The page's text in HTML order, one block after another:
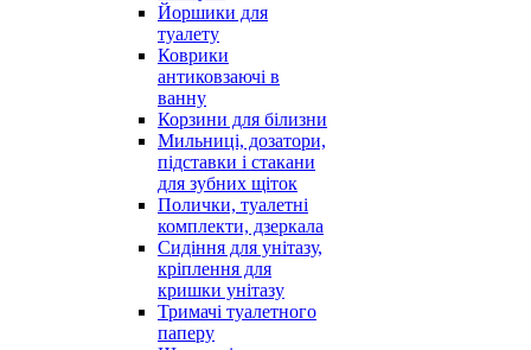
Йоршики для
туалету
Коврики
антиковзаючі в
ванну
Корзини для білизни
Мильниці, дозатори,
підставки і стакани
для зубних щіток
Полички, туалетні
комплекти, дзеркала
Сидіння для унітазу,
кріплення для
кришки унітазу
Тримачі туалетного
паперу